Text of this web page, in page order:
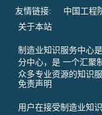
友情链接: 中国工程
关于本站
制造业知识服务中心
分中心，是 一个汇聚
众多专业资源的知识服
免责声明
用户在接受制造业知